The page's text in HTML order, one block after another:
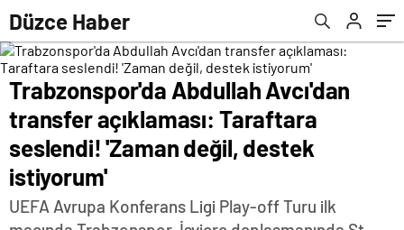
Düzce Haber
Trabzonspor'da Abdullah Avcı'dan
transfer açıklaması: Taraftara
seslendi! 'Zaman değil, destek
istiyorum'
UEFA Avrupa Konferans Ligi Play-off Turu ilk